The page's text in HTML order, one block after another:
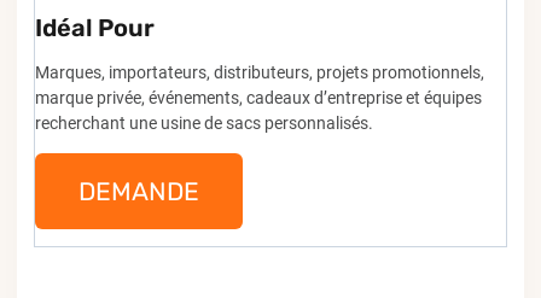
Idéal Pour
Marques, importateurs, distributeurs, projets promotionnels,
marque privée, événements, cadeaux d’entreprise et équipes
recherchant une usine de sacs personnalisés.
DEMANDE